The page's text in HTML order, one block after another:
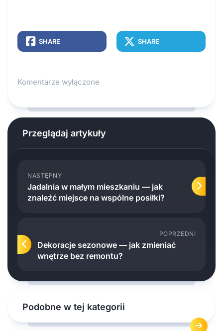
SHARE SHARE
Komentarze wyłączone
Przeglądaj artykuły
NASTĘPNY
Jadalnia w małym mieszkaniu — jak
znaleźć miejsce na wspólne posiłki?
POPRZEDNI
Dekoracje sezonowe — jak zmieniać
wnętrze bez remontu?
Podobne w tej kategorii